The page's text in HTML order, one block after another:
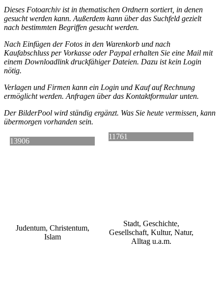
Dieses Fotoarchiv ist in thematischen Ordnern sortiert, in denen
gesucht werden kann. Außerdem kann über das Suchfeld gezielt
nach bestimmten Begriffen gesucht werden.
Nach Einfügen der Fotos in den Warenkorb und nach
Kaufabschluss per Vorkasse oder Paypal erhalten Sie eine Mail mit
einem Downloadlink druckfähiger Dateien. Dazu ist kein Login
nötig.
Verlagen und Firmen kann ein Login und Kauf auf Rechnung
ermöglicht werden. Anfragen über das Kontaktformular unten.
Der BilderPool wird ständig ergänzt. Was Sie heute vermissen, kann
übermorgen vorhanden sein.
13906
Judentum, Christentum,
Islam
11761
Stadt, Geschichte,
Gesellschaft, Kultur, Natur,
Alltag u.a.m.